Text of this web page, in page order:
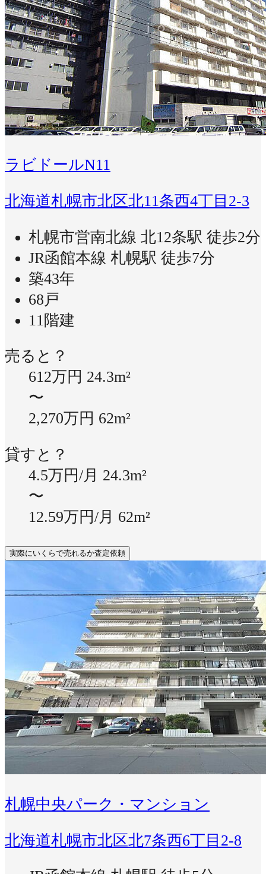
ラビドールN11
北海道札幌市北区北11条西4丁目2-3
札幌市営南北線 北12条駅 徒歩2分
JR函館本線 札幌駅 徒歩7分
築43年
68戸
11階建
売ると？
612万円 24.3m²
〜
2,270万円 62m²
貸すと？
4.5万円/月 24.3m²
〜
12.59万円/月 62m²
実際にいくらで売れるか査定依頼
札幌中央パーク・マンション
北海道札幌市北区北7条西6丁目2-8